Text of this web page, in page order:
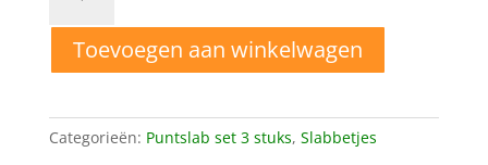
zoo
blauw
aantal
Toevoegen aan winkelwagen
Categorieën: Puntslab set 3 stuks, Slabbetjes